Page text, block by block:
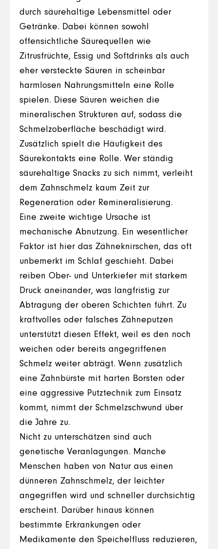
durch säurehaltige Lebensmittel oder
Getränke. Dabei können sowohl
offensichtliche Säurequellen wie
Zitrusfrüchte, Essig und Softdrinks als auch
eher versteckte Säuren in scheinbar
harmlosen Nahrungsmitteln eine Rolle
spielen. Diese Säuren weichen die
mineralischen Strukturen auf, sodass die
Schmelzoberfläche beschädigt wird.
Zusätzlich spielt die Häufigkeit des
Säurekontakts eine Rolle. Wer ständig
säurehaltige Snacks zu sich nimmt, verleiht
dem Zahnschmelz kaum Zeit zur
Regeneration oder Remineralisierung.
Eine zweite wichtige Ursache ist
mechanische Abnutzung. Ein wesentlicher
Faktor ist hier das Zähneknirschen, das oft
unbemerkt im Schlaf geschieht. Dabei
reiben Ober- und Unterkiefer mit starkem
Druck aneinander, was langfristig zur
Abtragung der oberen Schichten führt. Zu
kraftvolles oder falsches Zähneputzen
unterstützt diesen Effekt, weil es den noch
weichen oder bereits angegriffenen
Schmelz weiter abträgt. Wenn zusätzlich
eine Zahnbürste mit harten Borsten oder
eine aggressive Putztechnik zum Einsatz
kommt, nimmt der Schmelzschwund über
die Jahre zu.
Nicht zu unterschätzen sind auch
genetische Veranlagungen. Manche
Menschen haben von Natur aus einen
dünneren Zahnschmelz, der leichter
angegriffen wird und schneller durchsichtig
erscheint. Darüber hinaus können
bestimmte Erkrankungen oder
Medikamente den Speichelfluss reduzieren,